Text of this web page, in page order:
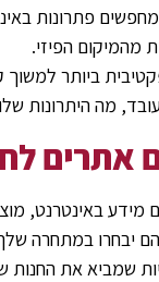
פתרונות
מהמיקום הפיזי.
ביותר
מה היתרונות
אתרים
באינטרנט,
יבחרו במתחרה
שמביא את